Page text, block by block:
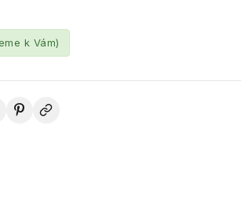
k Vám)